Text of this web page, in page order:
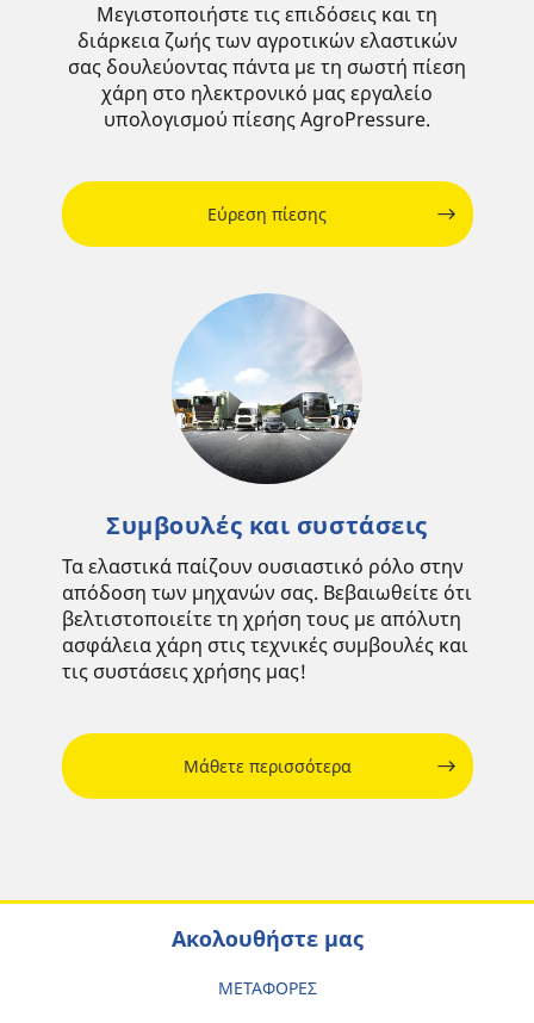
Μεγιστοποιήστε τις επιδόσεις και τη
διάρκεια ζωής των αγροτικών ελαστικών
σας δουλεύοντας πάντα με τη σωστή πίεση
χάρη στο ηλεκτρονικό μας εργαλείο
υπολογισμού πίεσης AgroPressure.
Εύρεση πίεσης
Συμβουλές και συστάσεις
Τα ελαστικά παίζουν ουσιαστικό ρόλο στην
απόδοση των μηχανών σας. Βεβαιωθείτε ότι
βελτιστοποιείτε τη χρήση τους με απόλυτη
ασφάλεια χάρη στις τεχνικές συμβουλές και
τις συστάσεις χρήσης μας!
Μάθετε περισσότερα
Ακολουθήστε μας
ΜΕΤΑΦΟΡΕΣ